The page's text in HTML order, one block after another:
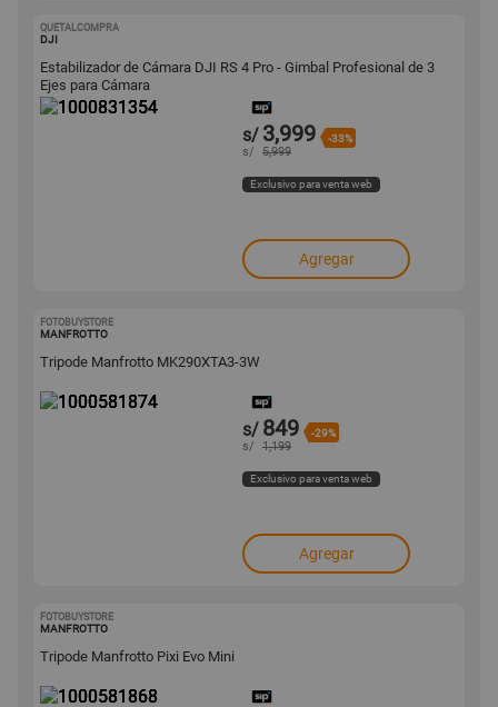
QUETALCOMPRA
DJI
Estabilizador de Cámara DJI RS 4 Pro - Gimbal Profesional de 3
Ejes para Cámara
s/ 3,999 -33%
s/ 5,999
Exclusivo para venta web
Agregar
FOTOBUYSTORE
MANFROTTO
Tripode Manfrotto MK290XTA3-3W
s/ 849 -29%
s/ 1,199
Exclusivo para venta web
Agregar
FOTOBUYSTORE
MANFROTTO
Tripode Manfrotto Pixi Evo Mini